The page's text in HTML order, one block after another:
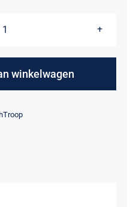
Sweater
-
Troop
winkelwagen